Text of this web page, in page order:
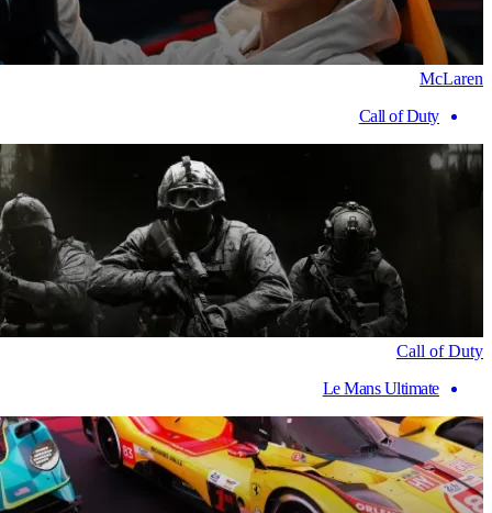
McLaren
Call of Duty
Call of Duty
Le Mans Ultimate